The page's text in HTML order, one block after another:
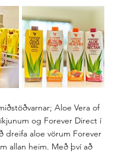
Aloe Vera of
og Forever Direct í
dreifa aloe vörum Forever
allan heim. Með því að